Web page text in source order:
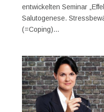
entwickelten Seminar
Salutogenese.
(=Coping)...